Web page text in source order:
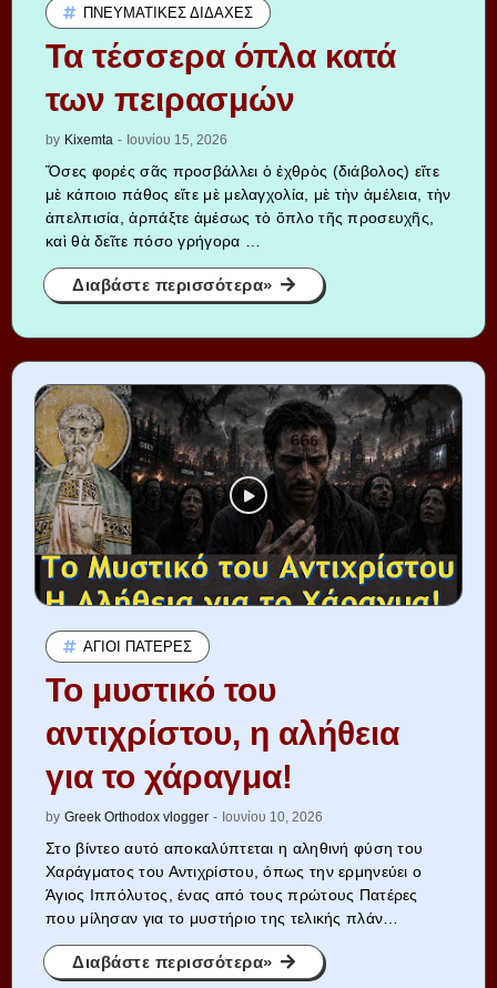
ΠΝΕΥΜΑΤΙΚΈΣ ΔΙΔΑΧΈΣ
Τα τέσσερα όπλα κατά
των πειρασμών
by Kixemta - Ιουνίου 15, 2026
Ὅσες φορές σᾶς προσβάλλει ὁ ἐχθρὸς (διάβολος) εἴτε
μὲ κάποιο πάθος εἴτε μὲ μελαγχολία, μὲ τὴν ἀμέλεια, τὴν
ἀπελπισία, ἁρπάξτε ἀμέσως τὸ ὅπλο τῆς προσευχῆς,
καὶ θὰ δεῖτε πόσο γρήγορα …
Διαβάστε περισσότερα»
ΆΓΙΟΙ ΠΑΤΈΡΕΣ
Το μυστικό του
αντιχρίστου, η αλήθεια
για το χάραγμα!
by Greek Orthodox vlogger - Ιουνίου 10, 2026
Στο βίντεο αυτό αποκαλύπτεται η αληθινή φύση του
Χαράγματος του Αντιχρίστου, όπως την ερμηνεύει ο
Άγιος Ιππόλυτος, ένας από τους πρώτους Πατέρες
που μίλησαν για το μυστήριο της τελικής πλάν…
Διαβάστε περισσότερα»